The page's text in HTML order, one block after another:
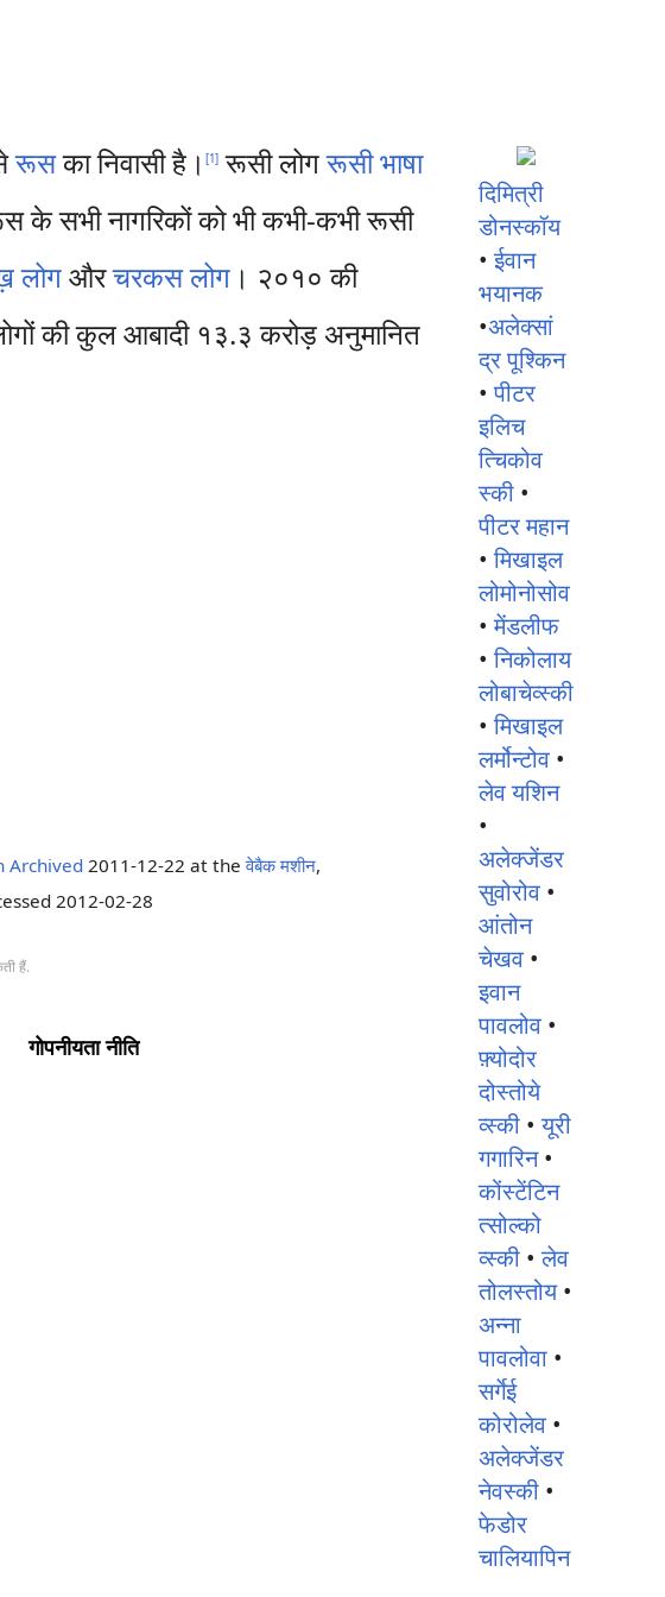
दिमित्री
डोनस्कॉय
•ईवान
भयानक
•अलेक्सां
द्र पूश्किन
•पीटर
इलिच
त्चिकोव
स्की•
पीटर महान
•मिखाइल
लोमोनोसोव
•मेंडलीफ
•निकोलाय
लोबाचेव्स्की
•मिखाइल
लर्मोन्टोव•
लेव यशिन
•
अलेक्जेंडर
सुवोरोव•
आंतोन
चेखव•
इवान
पावलोव•
फ़्योदोर
दोस्तोये
व्स्की•यूरी
गगारिन•
कोंस्टेंटिन
त्सोल्को
व्स्की•लेव
तोलस्तोय•
अन्ना
पावलोवा•
सर्गेई
कोरोलेव•
अलेक्जेंडर
नेवस्की•
फेडोर
चालियापिन
रूसका निवासी है।[1] रूसी लोगरूसी भाषा
के सभी नागरिकों को भी कभी-कभी रूसी
लोगऔरचरकस लोग । २०१० की
की कुल आबादी १३.३ करोड़ अनुमानित
Archived 2011-12-22 at theवेबैक मशीन,
2012-02-28
हैं.
गोपनीयता नीति